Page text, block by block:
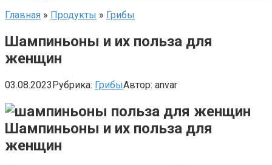
Главная » Продукты » Грибы
Шампиньоны и их польза для
женщин
03.08.2023Рубрика: ГрибыАвтор: anvar
Шампиньоны и их польза для
женщин